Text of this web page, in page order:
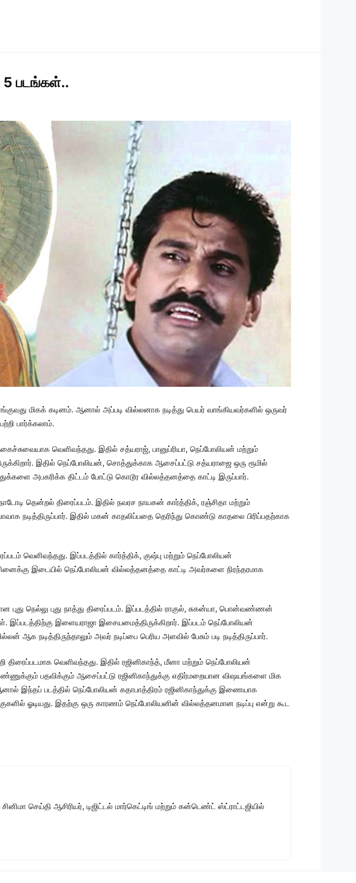
5 படங்கள்..
மிகக் கடினம். ஆனால் அப்படி வில்லனாக நடித்து பெயர் வாங்கியவர்களில் ஒருவர்
பார்க்கலாம்.
வெளிவந்தது. இதில் சத்யராஜ், பானுப்ரியா, நெப்போலியன் மற்றும்
இதில் நெப்போலியன், சொத்துக்காக ஆசைப்பட்டு சத்யராஜை ஒரு ரூமில்
அபகரிக்க திட்டம் போட்டு கொடூர வில்லத்தனத்தை காட்டி இருப்பார்.
தென்றல் திரைப்படம். இதில் நவரச நாயகன் கார்த்திக், ரஞ்சிதா மற்றும்
நடித்திருப்பார். இதில் மகன் காதலிப்பதை தெரிந்து கொண்டு காதலை பிரிப்பதற்காக
வெளிவந்தது. இப்படத்தில் கார்த்திக், குஷ்பு மற்றும் நெப்போலியன்
இடையில் நெப்போலியன் வில்லத்தனத்தை காட்டி அவர்களை நிரந்தரமாக
நெல்லு புது நாத்து திரைப்படம். இப்படத்தில் ராகுல், சுகன்யா, பொன்வண்ணன்
இப்படத்திற்கு இளையராஜா இசையமைத்திருக்கிறார். இப்படம் நெப்போலியன்
நடித்திருந்தாலும் அவர் நடிப்பை பெரிய அளவில் பேசும் படி நடித்திருப்பார்.
வெளிவந்தது. இதில் ரஜினிகாந்த், மீனா மற்றும் நெப்போலியன்
பதவிக்கும் ஆசைப்பட்டு ரஜினிகாந்துக்கு எதிர்மறையான விஷயங்களை மிக
இந்தப் படத்தில் நெப்போலியன் கதாபாத்திரம் ரஜினிகாந்துக்கு இணையாக
ஓடியது. இதற்கு ஒரு காரணம் நெப்போலியனின் வில்லத்தனமான நடிப்பு என்று கூட
செய்தி ஆசிரியர், டிஜிட்டல் மார்கெட்டிங் மற்றும் கன்டெண்ட் ஸ்ட்ராட்டஜியில்